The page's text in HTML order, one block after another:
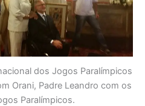
dos Jogos Paralímpicos
Orani, Padre Leandro com os
Paralímpicos.